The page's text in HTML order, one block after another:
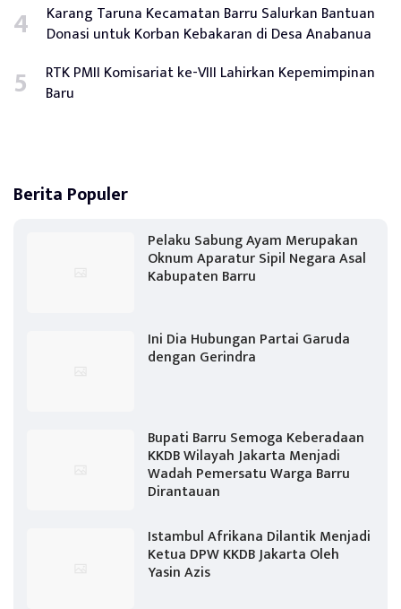
Karang Taruna Kecamatan Barru Salurkan Bantuan
Donasi untuk Korban Kebakaran di Desa Anabanua
RTK PMII Komisariat ke-VIII Lahirkan Kepemimpinan
Baru
Berita Populer
Pelaku Sabung Ayam Merupakan
Oknum Aparatur Sipil Negara Asal
Kabupaten Barru
Ini Dia Hubungan Partai Garuda
dengan Gerindra
Bupati Barru Semoga Keberadaan
KKDB Wilayah Jakarta Menjadi
Wadah Pemersatu Warga Barru
Dirantauan
Istambul Afrikana Dilantik Menjadi
Ketua DPW KKDB Jakarta Oleh
Yasin Azis